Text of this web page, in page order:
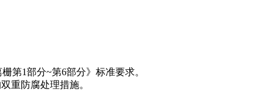
第1部分~第6部分》标准要求。
重防腐处理措施。